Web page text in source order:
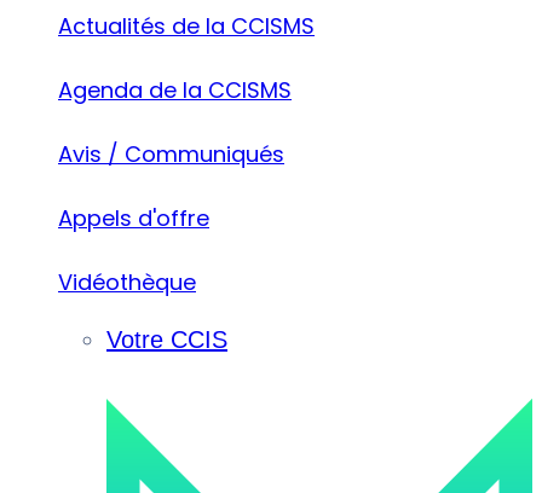
Actualités de la CCISMS
Agenda de la CCISMS
Avis / Communiqués
Appels d'offre
Vidéothèque
Votre CCIS